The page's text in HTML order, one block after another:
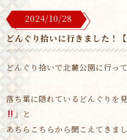
2024/10/28
どんぐり拾いに行きました！【
どんぐり拾いで北麓公園に行っ
落ち葉に隠れているどんぐりを
」と
あちらこちらから聞こえてきま